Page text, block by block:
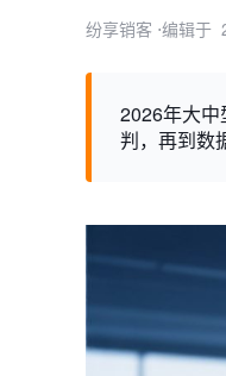
纷享销客 ⋅编辑于
2026年大
判，再到数